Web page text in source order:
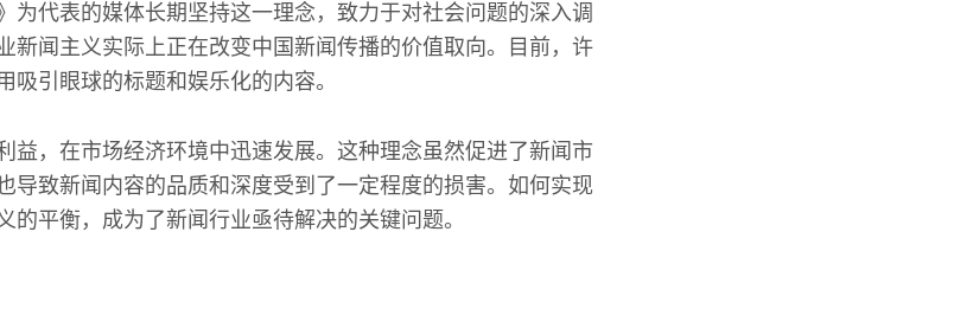
为代表的媒体长期坚持这一理念，致力于对社会问题的深入调
新闻主义实际上正在改变中国新闻传播的价值取向。目前，许
吸引眼球的标题和娱乐化的内容。
益，在市场经济环境中迅速发展。这种理念虽然促进了新闻市
导致新闻内容的品质和深度受到了一定程度的损害。如何实现
的平衡，成为了新闻行业亟待解决的关键问题。